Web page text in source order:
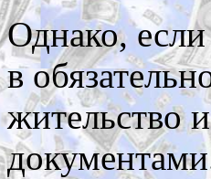
Однако,
в
жительство